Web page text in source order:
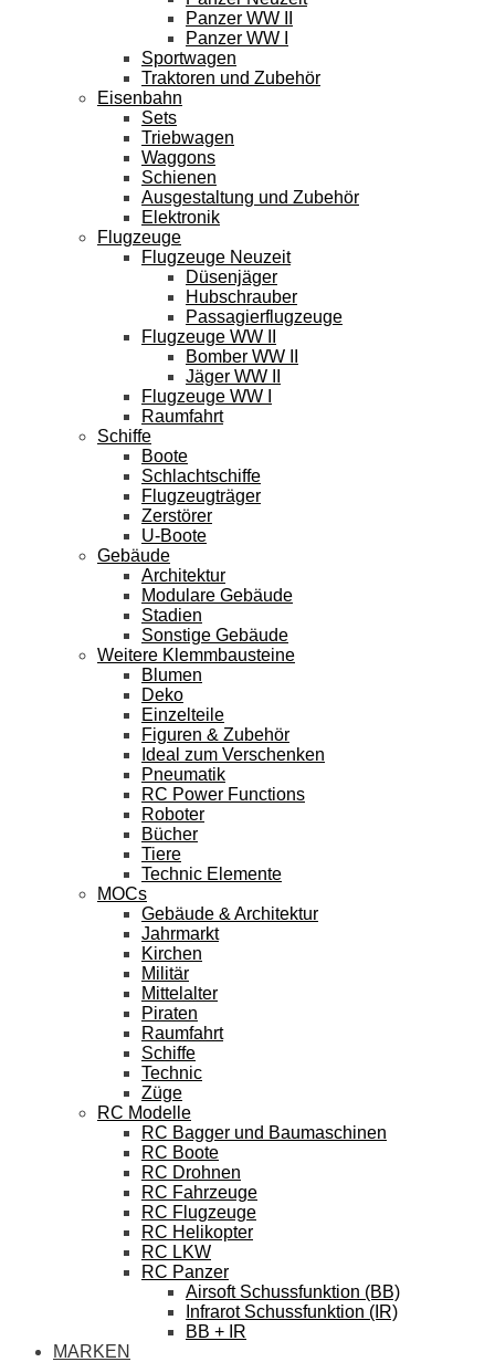
Panzer WW II
Panzer WW I
Sportwagen
Traktoren und Zubehör
Eisenbahn
Sets
Triebwagen
Waggons
Schienen
Ausgestaltung und Zubehör
Elektronik
Flugzeuge
Flugzeuge Neuzeit
Düsenjäger
Hubschrauber
Passagierflugzeuge
Flugzeuge WW II
Bomber WW II
Jäger WW II
Flugzeuge WW I
Raumfahrt
Schiffe
Boote
Schlachtschiffe
Flugzeugträger
Zerstörer
U-Boote
Gebäude
Architektur
Modulare Gebäude
Stadien
Sonstige Gebäude
Weitere Klemmbausteine
Blumen
Deko
Einzelteile
Figuren & Zubehör
Ideal zum Verschenken
Pneumatik
RC Power Functions
Roboter
Bücher
Tiere
Technic Elemente
MOCs
Gebäude & Architektur
Jahrmarkt
Kirchen
Militär
Mittelalter
Piraten
Raumfahrt
Schiffe
Technic
Züge
RC Modelle
RC Bagger und Baumaschinen
RC Boote
RC Drohnen
RC Fahrzeuge
RC Flugzeuge
RC Helikopter
RC LKW
RC Panzer
Airsoft Schussfunktion (BB)
Infrarot Schussfunktion (IR)
BB + IR
MARKEN